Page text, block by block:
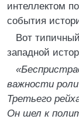
интеллектом
события
Вот
западной
важности
Третьего
Он шел к